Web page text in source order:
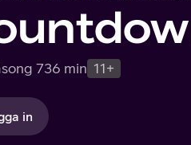
736 min 11+
in